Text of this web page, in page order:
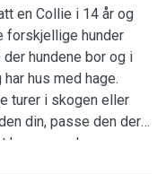
en Collie i 14 år og
forskjellige hunder
hundene bor og i
hus med hage.
turer i skogen eller
din, passe den der
hos meg. Jeg er
og har lange ferier.